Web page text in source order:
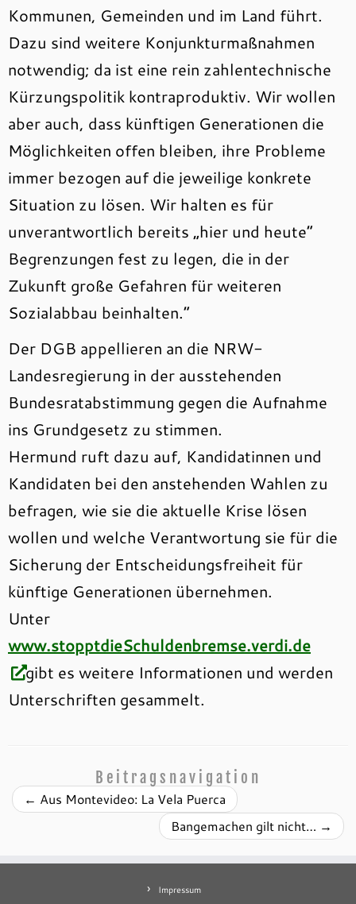
Kommunen, Gemeinden und im Land führt.
Dazu sind weitere Konjunkturmaßnahmen
notwendig; da ist eine rein zahlentechnische
Kürzungspolitik kontraproduktiv. Wir wollen
aber auch, dass künftigen Generationen die
Möglichkeiten offen bleiben, ihre Probleme
immer bezogen auf die jeweilige konkrete
Situation zu lösen. Wir halten es für
unverantwortlich bereits „hier und heute“
Begrenzungen fest zu legen, die in der
Zukunft große Gefahren für weiteren
Sozialabbau beinhalten.“
Der DGB appellieren an die NRW-
Landesregierung in der ausstehenden
Bundesratabstimmung gegen die Aufnahme
ins Grundgesetz zu stimmen.
Hermund ruft dazu auf, Kandidatinnen und
Kandidaten bei den anstehenden Wahlen zu
befragen, wie sie die aktuelle Krise lösen
wollen und welche Verantwortung sie für die
Sicherung der Entscheidungsfreiheit für
künftige Generationen übernehmen.
Unter
www.stopptdieSchuldenbremse.verdi.de
gibt es weitere Informationen und werden
Unterschriften gesammelt.
Beitragsnavigation
← Aus Montevideo: La Vela Puerca
Bangemachen gilt nicht… →
Impressum